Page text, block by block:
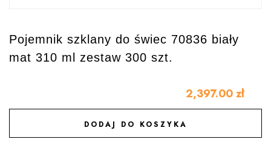
Pojemnik szklany do świec 70836 biały
mat 310 ml zestaw 300 szt.
2,397.00 zł
DODAJ DO KOSZYKA
DODAJ DO ULUBIONYCH